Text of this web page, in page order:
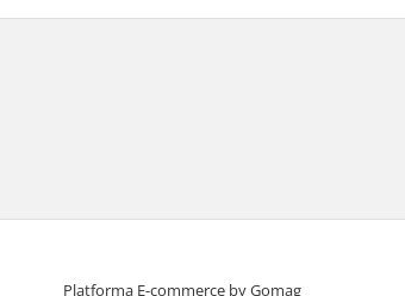
Platforma E-commerce by Gomag